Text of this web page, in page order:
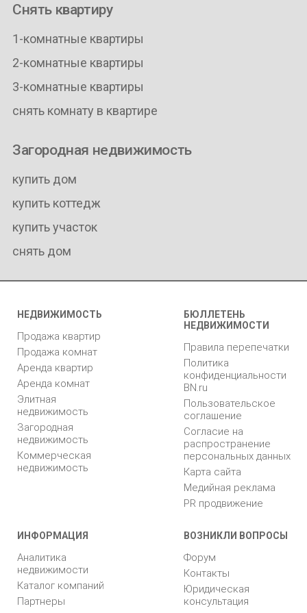
Снять квартиру
1-комнатные квартиры
2-комнатные квартиры
3-комнатные квартиры
снять комнату в квартире
Загородная недвижимость
купить дом
купить коттедж
купить участок
снять дом
НЕДВИЖИМОСТЬ
Продажа квартир
Продажа комнат
Аренда квартир
Аренда комнат
Элитная
недвижимость
Загородная
недвижимость
Коммерческая
недвижимость
БЮЛЛЕТЕНЬ
НЕДВИЖИМОСТИ
Правила перепечатки
Политика
конфиденциальности
BN.ru
Пользовательское
соглашение
Согласие на
распространение
персональных данных
Карта сайта
Медийная реклама
PR продвижение
ИНФОРМАЦИЯ
Аналитика
недвижимости
Каталог компаний
Партнеры
ВОЗНИКЛИ ВОПРОСЫ
Форум
Контакты
Юридическая
консультация